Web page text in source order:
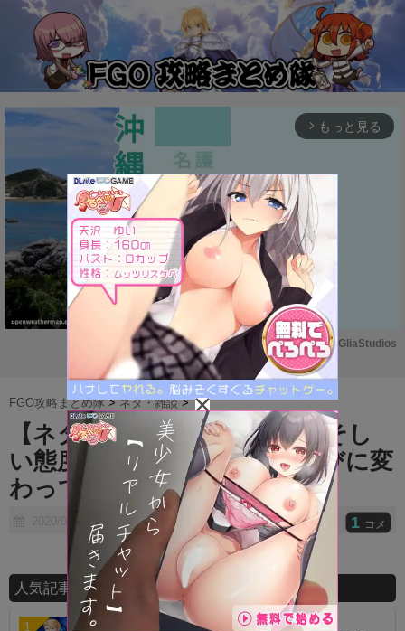
arrow_forward_ios もっと見る
M
u
t
e
Powered by GliaStudios
FGO攻略まとめ隊 >ネタ・雑談 >
【ネタ】帰ってきたらよそよそし
い態度で先輩からマスター呼びに変
わってて欲しいｗｗｗｗ
1 コメ
人気記事ランキング